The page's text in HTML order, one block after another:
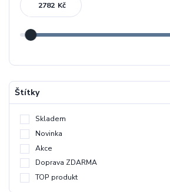
Kč
Štítky
Skladem
Novinka
Akce
Doprava ZDARMA
TOP produkt